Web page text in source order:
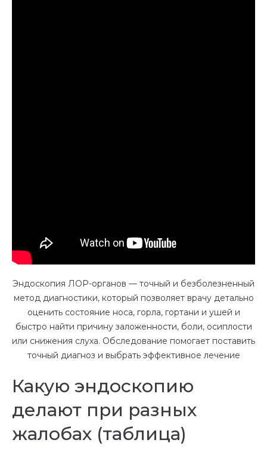
Эндоскопия ЛОР-органов — точный и безболезненный
метод диагностики, который позволяет врачу детально
оценить состояние носа, горла, гортани и ушей и
быстро найти причину заложенности, боли, осиплости
или снижения слуха. Обследование помогает поставить
точный диагноз и выбрать эффективное лечение
Какую эндоскопию
делают при разных
жалобах (таблица)